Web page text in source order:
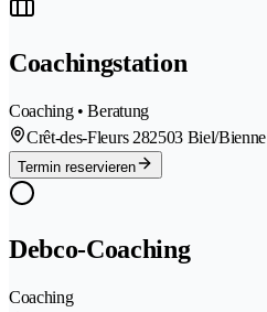
Coachingstation
Coaching • Beratung
Crêt-des-Fleurs 282503 Biel/Bienne
Termin reservieren
Debco-Coaching
Coaching